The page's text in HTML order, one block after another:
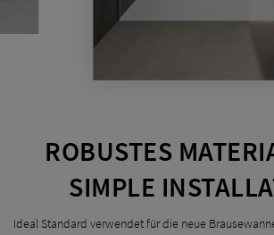
ROBUSTES
SIMPLE
Ideal Standard verwendet für die neue